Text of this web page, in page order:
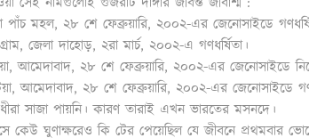
পাঁচ মহল, ২৮ শে ফেব্রুয়ারি, ২০০২-এর জেনোসাইডে
জেলা দাহোড়, ২রা মার্চ, ২০০২-এ গণধর্ষিতা।
আমেদাবাদ, ২৮ শে ফেব্রুয়ারি, ২০০২-এর জেনোসাইডে
আমেদাবাদ, ২৮ শে ফেব্রুয়ারি, ২০০২-এর জেনোসাইডে
সাজা পায়নি। কারণ তারাই এখন ভারতের মসনদে।
কেউ ঘুণাক্ষরেও কি টের পেয়েছিল যে জীবনে প্রথমবার